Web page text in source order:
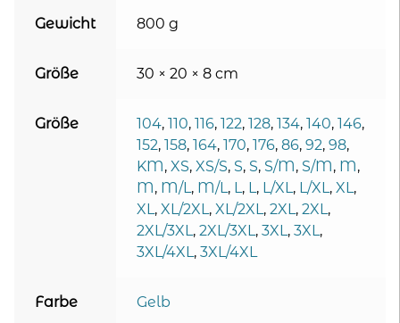
Gewicht 800 g
Größe 30 × 20 × 8 cm
Größe 104, 110, 116, 122, 128, 134, 140, 146,
152, 158, 164, 170, 176, 86, 92, 98,
KM, XS, XS/S, S, S, S/M, S/M, M,
M, M/L, M/L, L, L, L/XL, L/XL, XL,
XL, XL/2XL, XL/2XL, 2XL, 2XL,
2XL/3XL, 2XL/3XL, 3XL, 3XL,
3XL/4XL, 3XL/4XL
Farbe Gelb